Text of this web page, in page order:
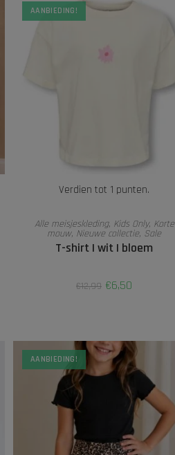
AANBIEDING!
Verdien tot 1 punten.
OPTIES SELECTEREN
Alle meisjeskleding, Kids Only, Korte
mouw, Nieuwe collectie, Sale
T-shirt | wit | bloem
€12,99 €6,50
AANBIEDING!